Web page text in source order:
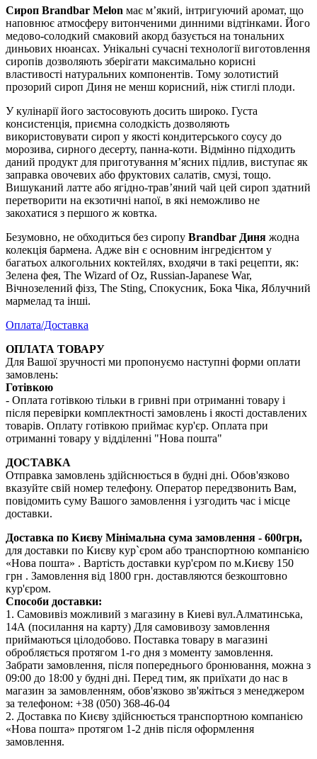
Сироп Brandbar Melon має м’який, інтригуючий аромат, що
наповнює атмосферу витонченими динними відтінками. Його
медово-солодкий смаковий акорд базується на тональних
диньових нюансах. Унікальні сучасні технології виготовлення
сиропів дозволяють зберігати максимально корисні
властивості натуральних компонентів. Тому золотистий
прозорий сироп Диня не менш корисний, ніж стиглі плоди.
У кулінарії його застосовують досить широко. Густа
консистенція, приємна солодкість дозволяють
використовувати сироп у якості кондитерського соусу до
морозива, сирного десерту, панна-коти. Відмінно підходить
даний продукт для приготування м’ясних підлив, виступає як
заправка овочевих або фруктових салатів, смузі, тощо.
Вишуканий латте або ягідно-трав’яний чай цей сироп здатний
перетворити на екзотичні напої, в які неможливо не
закохатися з першого ж ковтка.
Безумовно, не обходиться без сиропу Brandbar Диня жодна
колекція бармена. Адже він є основним інгредієнтом у
багатьох алкогольних коктейлях, входячи в такі рецепти, як:
Зелена фея, The Wizard of Oz, Russian-Japanese War,
Вічнозелений фізз, The Sting, Спокусник, Бока Чіка, Яблучний
мармелад та інші.
Оплата/Доставка
ОПЛАТА ТОВАРУ
Для Вашої зручності ми пропонуємо наступні форми оплати
замовлень:
Готівкою
- Оплата готівкою тільки в гривні при отриманні товару і
після перевірки комплектності замовлень і якості доставлених
товарів. Оплату готівкою приймає кур'єр. Оплата при
отриманні товару у відділенні "Нова пошта"
ДОСТАВКА
Отправка замовлень здійснюється в будні дні. Обов'язково
вказуйте свій номер телефону. Оператор передзвонить Вам,
повідомить суму Вашого замовлення і узгодить час і місце
доставки.
Доставка по Києву Мінімальна сума замовлення - 600грн,
для доставки по Києву кур`єром або транспортною компанією
«Нова пошта» . Вартість доставки кур'єром по м.Києву 150
грн . Замовлення від 1800 грн. доставляются безкоштовно
кур'єром.
Способи доставки:
1. Самовивіз можливий з магазину в Киеві вул.Алматинська,
14А (посилання на карту) Для самовивозу замовлення
приймаються цілодобово. Поставка товару в магазині
обробляється протягом 1-го дня з моменту замовлення.
Забрати замовлення, після попереднього бронювання, можна з
09:00 до 18:00 у будні дні. Перед тим, як приїхати до нас в
магазин за замовленням, обов'язково зв'яжіться з менеджером
за телефоном: +38 (050) 368-46-04
2. Доставка по Києву здійснюється транспортною компанією
«Нова пошта» протягом 1-2 днів після оформлення
замовлення.